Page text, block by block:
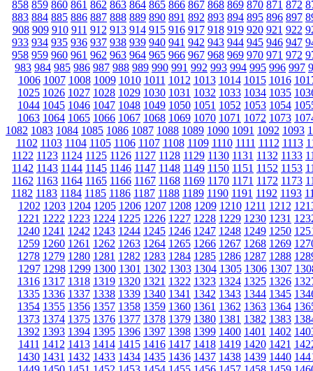
858 859 860 861 862 863 864 865 866 867 868 869 870 871 872
883 884 885 886 887 888 889 890 891 892 893 894 895 896 897
908 909 910 911 912 913 914 915 916 917 918 919 920 921 922
933 934 935 936 937 938 939 940 941 942 943 944 945 946 947
958 959 960 961 962 963 964 965 966 967 968 969 970 971 972
983 984 985 986 987 988 989 990 991 992 993 994 995 996 997
1006 1007 1008 1009 1010 1011 1012 1013 1014 1015 1016
1025 1026 1027 1028 1029 1030 1031 1032 1033 1034 1035
1044 1045 1046 1047 1048 1049 1050 1051 1052 1053 1054
1063 1064 1065 1066 1067 1068 1069 1070 1071 1072 1073
1082 1083 1084 1085 1086 1087 1088 1089 1090 1091 1092 1093
1102 1103 1104 1105 1106 1107 1108 1109 1110 1111 1112 1113
1122 1123 1124 1125 1126 1127 1128 1129 1130 1131 1132 1133
1142 1143 1144 1145 1146 1147 1148 1149 1150 1151 1152 1153
1162 1163 1164 1165 1166 1167 1168 1169 1170 1171 1172 1173
1182 1183 1184 1185 1186 1187 1188 1189 1190 1191 1192 1193
1202 1203 1204 1205 1206 1207 1208 1209 1210 1211 1212
1221 1222 1223 1224 1225 1226 1227 1228 1229 1230 1231
1240 1241 1242 1243 1244 1245 1246 1247 1248 1249 1250
1259 1260 1261 1262 1263 1264 1265 1266 1267 1268 1269
1278 1279 1280 1281 1282 1283 1284 1285 1286 1287 1288
1297 1298 1299 1300 1301 1302 1303 1304 1305 1306 1307
1316 1317 1318 1319 1320 1321 1322 1323 1324 1325 1326
1335 1336 1337 1338 1339 1340 1341 1342 1343 1344 1345
1354 1355 1356 1357 1358 1359 1360 1361 1362 1363 1364
1373 1374 1375 1376 1377 1378 1379 1380 1381 1382 1383
1392 1393 1394 1395 1396 1397 1398 1399 1400 1401 1402
1411 1412 1413 1414 1415 1416 1417 1418 1419 1420 1421
1430 1431 1432 1433 1434 1435 1436 1437 1438 1439 1440